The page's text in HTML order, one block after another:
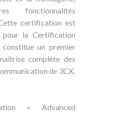
fonctionnalités
certification est
pour la Certification
un premier
complète des
de 3CX.
« Advanced